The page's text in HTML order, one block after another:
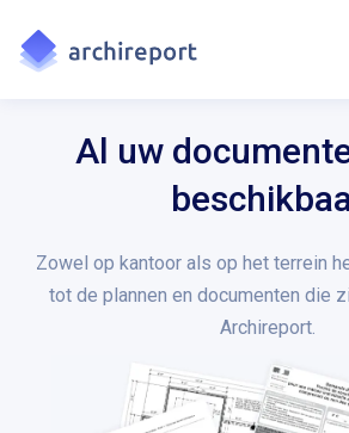
Al uw
Zowel op kantoor als op het terrein
tot de plannen en documenten die
Archireport.